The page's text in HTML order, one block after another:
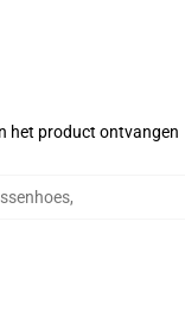
het product ontvangen
,